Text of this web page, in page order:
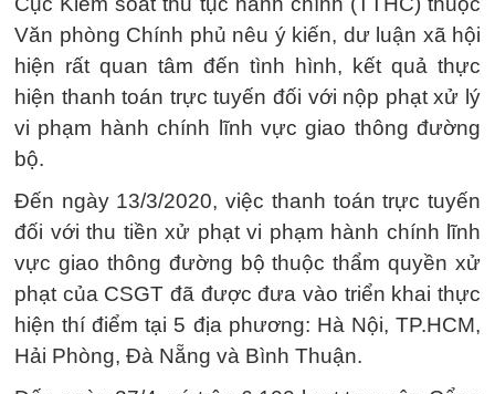
Văn phòng Chính phủ nêu ý kiến, dư luận xã hội
hiện rất quan tâm đến tình hình, kết quả thực
hiện thanh toán trực tuyến đối với nộp phạt xử lý
vi phạm hành chính lĩnh vực giao thông đường
bộ.
Đến ngày 13/3/2020, việc thanh toán trực tuyến
đối với thu tiền xử phạt vi phạm hành chính lĩnh
vực giao thông đường bộ thuộc thẩm quyền xử
phạt của CSGT đã được đưa vào triển khai thực
hiện thí điểm tại 5 địa phương: Hà Nội, TP.HCM,
Hải Phòng, Đà Nẵng và Bình Thuận.